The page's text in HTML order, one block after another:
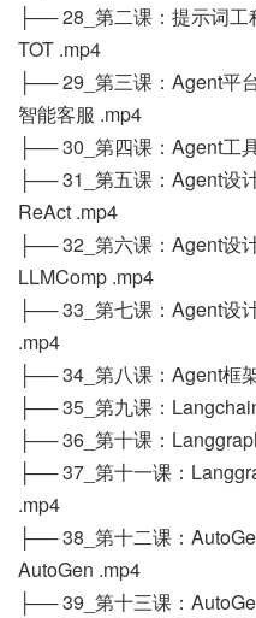
├── 28_第二课：提示词
TOT .mp4
├── 29_第三课：Agent平
智能客服 .mp4
├── 30_第四课：Agent工
├── 31_第五课：Agent设
ReAct .mp4
├── 32_第六课：Agent设
LLMComp .mp4
├── 33_第七课：Agent设
.mp4
├── 34_第八课：Agent框
├── 35_第九课：
├── 36_第十课：
├── 37_第十一课：
.mp4
├── 38_第十二课：
AutoGen .mp4
├── 39_第十三课：